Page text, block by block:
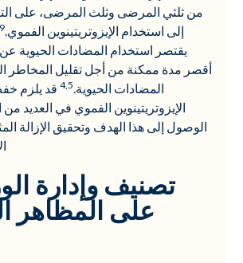
من ثلثي المرضى وثلث المرضى، على
إلى استخدام الإيزوتريتينوين الفموي.9
يقتصر استخدام المضادات الحيوية
أقصر مدة ممكنة من أجل تقليل المخاطر
المضادات الحيوية.4,5قد يلزم
الإيزوتريتينوين الفموي في العديد
الوصول إلى هذا الهدف وتحقيق الإزالة
تصنيف وإدارة
على المظاهر